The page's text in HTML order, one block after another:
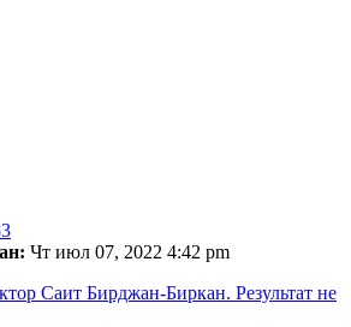
Чт июл 07, 2022 4:42 pm
Саит Бирджан-Биркан. Результат не